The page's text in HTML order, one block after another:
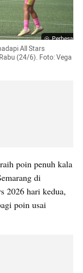
Perbesar
All Stars
(24/6). Foto: Vega
poin penuh kala
2026 hari kedua,
poin usai